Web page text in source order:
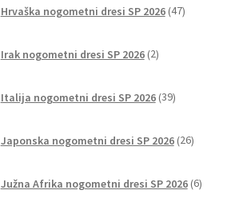
Hrvaška nogometni dresi SP 2026 47izdelkov
Irak nogometni dresi SP 2026 2izdelka
Italija nogometni dresi SP 2026 39izdelkov
Japonska nogometni dresi SP 2026 26izdelkov
Južna Afrika nogometni dresi SP 2026 6izdelkov